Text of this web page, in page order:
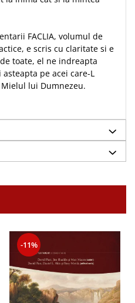
FACLIA, volumul de
e scris cu claritate si e
toate, el ne indreapta
pe acei care-L
lui Dumnezeu.
-11%